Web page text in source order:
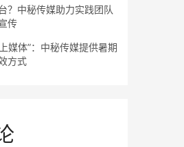
？中秘传媒助力实践团队
传
媒体”：中秘传媒提供暑期
方式